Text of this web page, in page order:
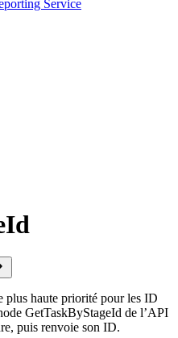
Service
plus haute priorité pour les ID
GetTaskByStageId de l’API
puis renvoie son ID.